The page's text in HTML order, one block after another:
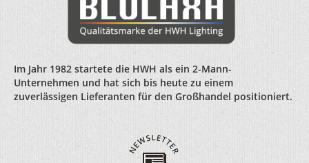
Im Jahr 1982 startete die HWH als ein 2-Mann-
Unternehmen und hat sich bis heute zu einem
zuverlässigen Lieferanten für den Großhandel positioniert.